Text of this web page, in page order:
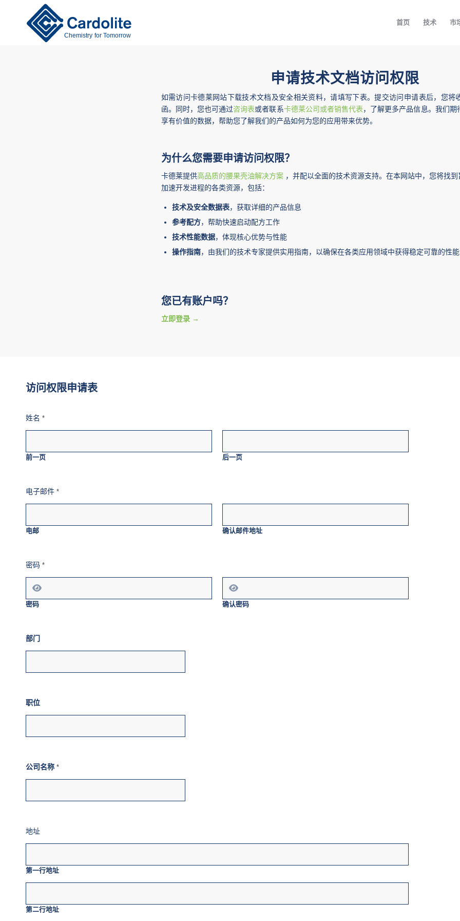
Chemistry for Tomorrow
首页 技术 市
申请技术文档访问权限
如需访问卡德莱网站下载技术文档及安全相关资料，请填写下表。提交访问申请表后，您将
函。同时，您也可通过咨询表或者联系卡德莱公司或者销售代表，了解更多产品信息。我们
享有价值的数据，帮助您了解我们的产品如何为您的应用带来优势。
为什么您需要申请访问权限？
卡德莱提供高品质的腰果壳油解决方案，并配以全面的技术资源支持。在本网站中，您将找到
加速开发进程的各类资源，包括：
技术及安全数据表，获取详细的产品信息
参考配方，帮助快速启动配方工作
技术性能数据，体现核心优势与性能
操作指南，由我们的技术专家提供实用指南，以确保在各类应用领域中获得稳定可靠的性
您已有账户吗？
立即登录
访问权限申请表
姓名 *
前一页 后一页
电子邮件 *
电邮 确认邮件地址
密码 *
密码 确认密码
部门
职位
公司名称 *
地址
第一行地址
第二行地址